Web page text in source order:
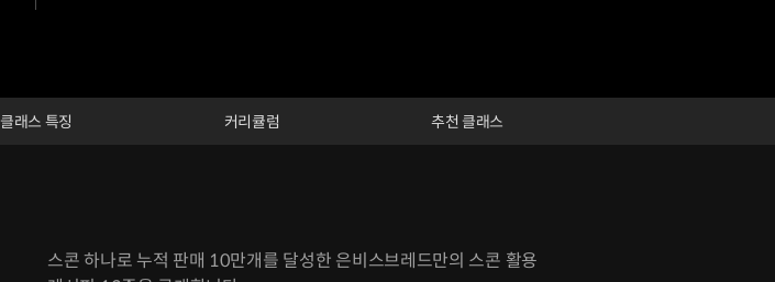
클래스 특징 커리큘럼
추천 클래스
스콘 하나로 누적 판매 10만개를 달성한 은비스브레드만의 스콘 활용